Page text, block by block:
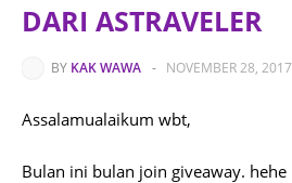
DARI ASTRAVELER
BY KAK WAWA - NOVEMBER 28, 2017
Assalamualaikum wbt,
Bulan ini bulan join giveaway. hehe